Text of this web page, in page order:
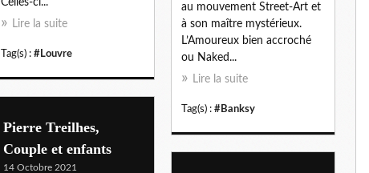
au mouvement Street-Art et
à son maître mystérieux.
L’Amoureux bien accroché
ou Naked...
Lire la suite
Tag(s) : #Banksy
Celles-ci...
Lire la suite
Tag(s) : #Louvre
Pierre Treilhes,
Couple et enfants
14 Octobre 2021